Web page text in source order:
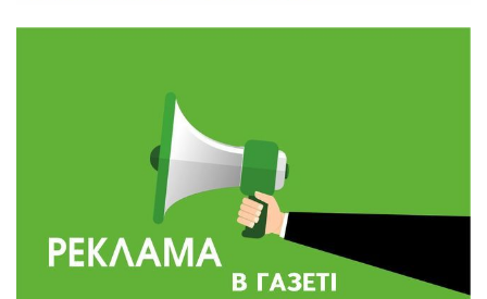
Обмежено придатний, але безмежно
вмотивований: Як колишній лісівник став асом
артилерії
490 пацієнтів та 15 відвіданих сіл: МБФ
«Альянс громадського здоров’я» підбив
підсумки роботи мобільних клінік у Сумській
області